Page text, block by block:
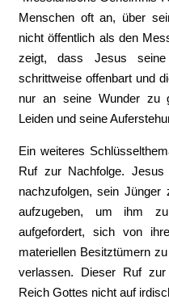
Menschen oft an, über
nicht öffentlich als den
zeigt, dass Jesus
schrittweise offenbart und
nur an seine Wunder zu
Leiden und seine
Ein weiteres
Ruf zur Nachfolge.
nachzufolgen, sein
aufzugeben, um ihm
aufgefordert, sich von
materiellen Besitztümern
verlassen. Dieser Ruf
Reich Gottes nicht auf